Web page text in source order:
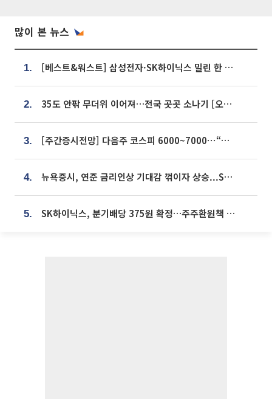
많이 본 뉴스
1. [베스트&워스트] 삼성전자·SK하이닉스 밀린 한 주…상상인증권은 85% 급등
2. 35도 안팎 무더위 이어져…전국 곳곳 소나기 [오늘 날씨]
3. [주간증시전망] 다음주 코스피 6000~7000⋯“外人 수급은 정책이 변수”
4. 뉴욕증시, 연준 금리인상 기대감 꺾이자 상승...S&P500 사상 최고치 [종합]
5. SK하이닉스, 분기배당 375원 확정…주주환원책 9월로 앞당겨 발표